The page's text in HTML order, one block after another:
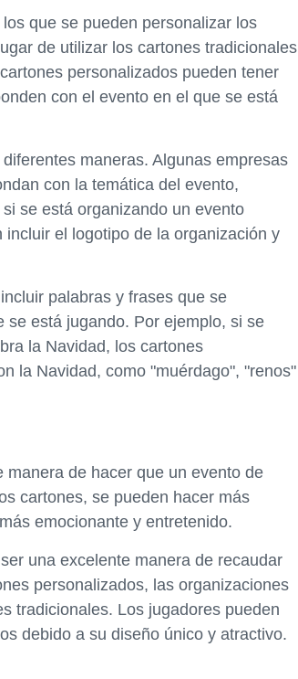
que se pueden personalizar los
de utilizar los cartones tradicionales
personalizados pueden tener
con el evento en el que se está
maneras. Algunas empresas
con la temática del evento,
se está organizando un evento
el logotipo de la organización y
palabras y frases que se
se está jugando. Por ejemplo, si se
la Navidad, los cartones
la Navidad, como "muérdago", "renos"
de hacer que un evento de
cartones, se pueden hacer más
emocionante y entretenido.
una excelente manera de recaudar
personalizados, las organizaciones
tradicionales. Los jugadores pueden
debido a su diseño único y atractivo.